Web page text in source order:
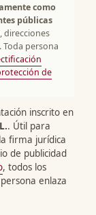
como
públicas
direcciones
persona
de
inscrito en
. Útil para
firma jurídica
de publicidad
, todos los
enlaza